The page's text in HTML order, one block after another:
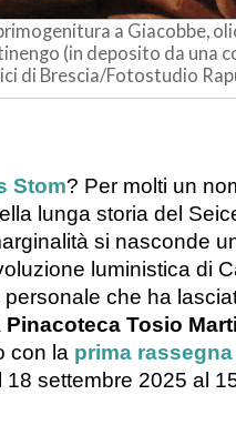
a Giacobbe,
(in deposito da una
di Brescia/Fotostudio
Stom? Per molti un
lunga storia del
si nasconde
luministica di
che ha
Pinacoteca Tosio
con la prima
18 settembre 2025 al